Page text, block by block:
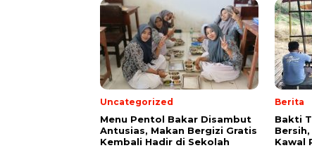
Uncategorized
Menu Pentol Bakar Disambut
Antusias, Makan Bergizi Gratis
Kembali Hadir di Sekolah
Berita
Bakti
Kawal